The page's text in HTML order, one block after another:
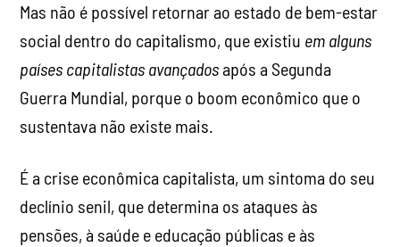
Mas não é possível retornar ao estado de bem-estar
social dentro do capitalismo, que existiu em alguns
países capitalistas avançados após a Segunda
Guerra Mundial, porque o boom econômico que o
sustentava não existe mais.
É a crise econômica capitalista, um sintoma do seu
declínio senil, que determina os ataques às
pensões, à saúde e educação públicas e às